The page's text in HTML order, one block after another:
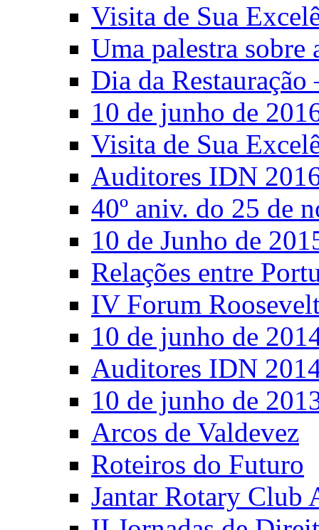
Visita de Sua
Uma palestra sobre
Dia da Restauração
10 de junho de
Visita de Sua
Auditores IDN
40º aniv. do 25 de
10 de Junho de
Relações entre
IV Forum
10 de junho de
Auditores IDN
10 de junho de
Arcos de Valdevez
Roteiros do Futuro
Jantar Rotary Club